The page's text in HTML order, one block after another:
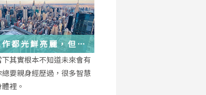
都光鮮亮麗，但每
偷改變你
其實根本不知道未來會有
要親身經歷過，很多智慧
裡。